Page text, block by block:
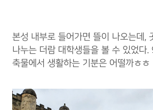
본성 내부로 들어가면 뜰이 나오는데,
나누는 더람 대학생들을 볼 수 있었다
축물에서 생활하는 기분은 어떨까ㅎㅎ